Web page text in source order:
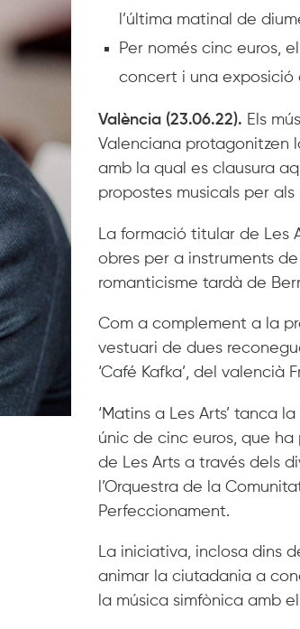
l’última matinal de
Per només cinc euros,
concert i una exposició
València (23.06.22). Els
Valenciana protagonitzen
amb la qual es clausura
propostes musicals per
La formació titular de Les
obres per a instruments
romanticisme tardà de
Com a complement a la
vestuari de dues
‘Café Kafka’, del valencià
‘Matins a Les Arts’ tanca
únic de cinc euros, que
de Les Arts a través dels
l’Orquestra de la
Perfeccionament.
La iniciativa, inclosa dins
animar la ciutadania a
la música simfònica amb